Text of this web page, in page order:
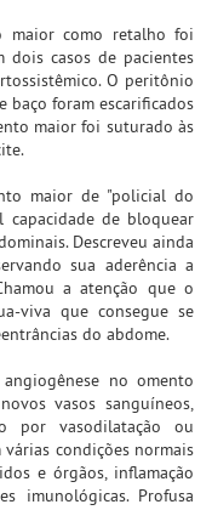
maior como retalho foi
dois casos de pacientes
O peritônio
baço foram escarificados
maior foi suturado às
maior de "policial do
capacidade de bloquear
Descreveu ainda
sua aderência a
a atenção que o
viva que consegue se
do abdome.
no omento
vasos sanguíneos,
por vasodilatação ou
condições normais
e órgãos, inflamação
imunológicas. Profusa